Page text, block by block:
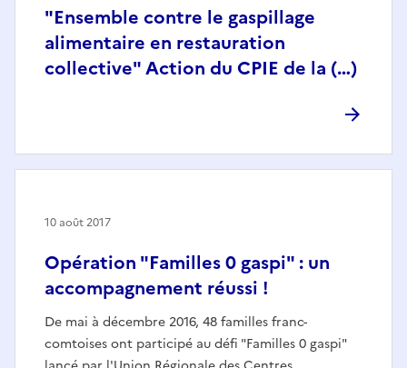
"Ensemble contre le gaspillage
alimentaire en restauration
collective" Action du CPIE de la (…)
Opération "Familles 0 gaspi" : un
accompagnement réussi !
De mai à décembre 2016, 48 familles franc-
comtoises ont participé au défi "Familles 0 gaspi"
10 août 2017